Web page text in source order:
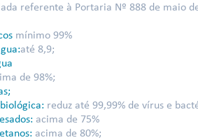
referente à Portaria Nº 888 de maio
mínimo 99%
até 8,9;
de 98%;
reduz até 99,99% de vírus e
acima de 75%
acima de 80%;